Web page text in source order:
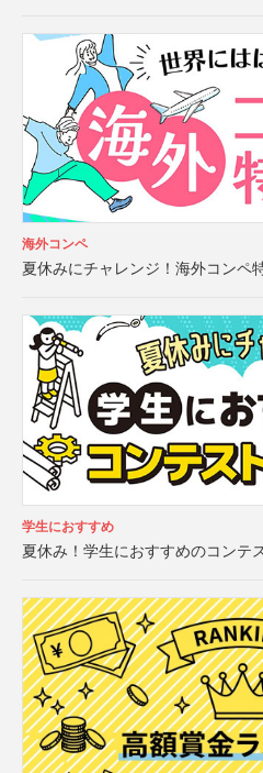
海外コンペ
夏休みにチャレンジ！海外コンペ
学生におすすめ
夏休み！学生におすすめのコンテ